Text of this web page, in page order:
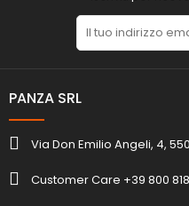
PANZA SRL
Via Don Emilio Angeli, 4,
Customer Care +39 800